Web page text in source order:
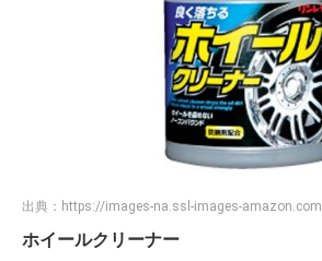
出典： https://images-na.ssl-images-amazon.com
ホイールクリーナー